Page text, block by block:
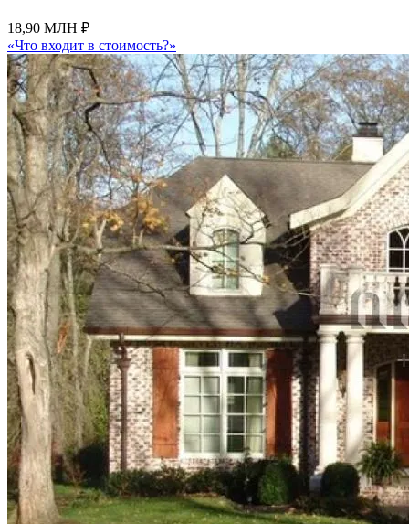
18,90 МЛН ₽
«Что входит в стоимость?»